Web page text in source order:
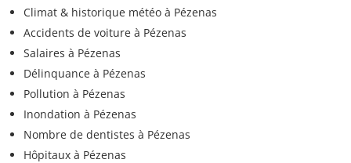
Climat & historique météo à Pézenas
Accidents de voiture à Pézenas
Salaires à Pézenas
Délinquance à Pézenas
Pollution à Pézenas
Inondation à Pézenas
Nombre de dentistes à Pézenas
Hôpitaux à Pézenas